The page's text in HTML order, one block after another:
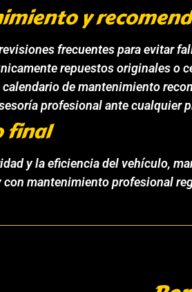
y
frecuentes para evitar
repuestos originales o
calendario de mantenimiento
profesional ante cualquier
final
y la eficiencia del vehículo,
mantenimiento profesional